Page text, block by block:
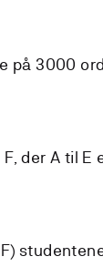
på 3000
der A til